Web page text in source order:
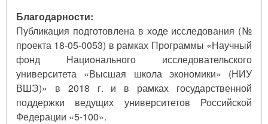
Благодарности:
Публикация подготовлена в ходе исследования (№
проекта 18-05-0053) в рамках Программы «Научный
фонд Национального исследовательского
университета «Высшая школа экономики» (НИУ
ВШЭ)» в 2018 г. и в рамках государственной
поддержки ведущих университетов Российской
Федерации «5-100».